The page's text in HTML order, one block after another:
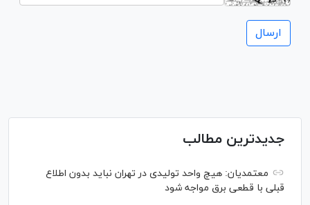
جدیدترین مطالب
معتمدیان: هیچ واحد تولیدی در تهران نباید بدون اطلاع
قبلی با قطعی برق مواجه شود